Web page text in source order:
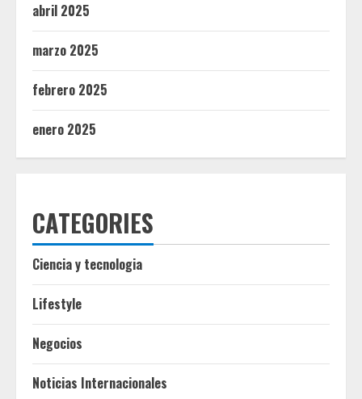
abril 2025
marzo 2025
febrero 2025
enero 2025
CATEGORIES
Ciencia y tecnologia
Lifestyle
Negocios
Noticias Internacionales